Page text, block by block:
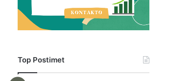
Top Postimet